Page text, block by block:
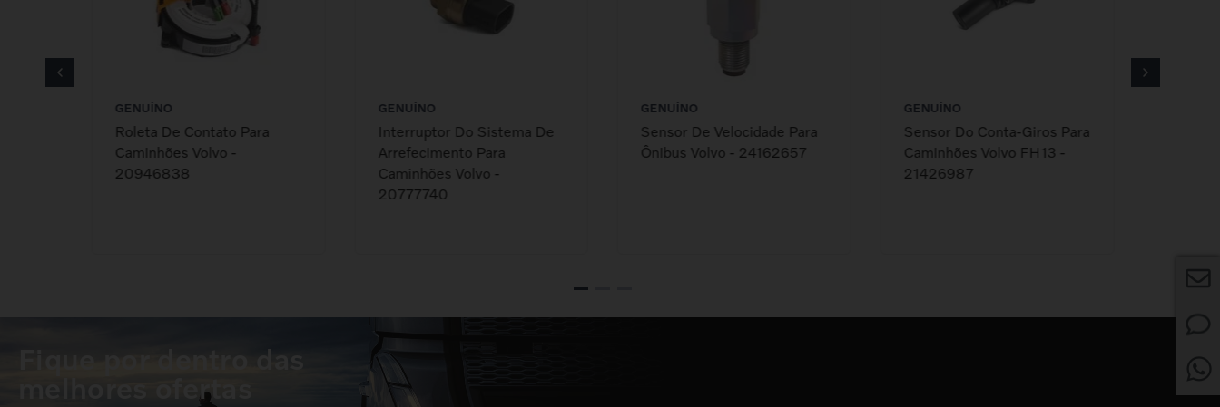
GENUÍNO
Roleta De Contato Para
Caminhões Volvo -
20946838
GENUÍNO
Interruptor Do Sistema De
Arrefecimento Para
Caminhões Volvo -
20777740
GENUÍNO
Sensor De Velocidade Para
Ônibus Volvo - 24162657
GENUÍNO
Sensor Do Conta-Giros Para
Caminhões Volvo FH13 -
21426987
Fique por dentro das
melhores ofertas